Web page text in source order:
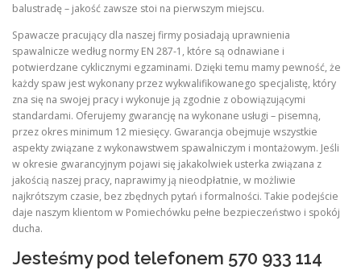
balustradę – jakość zawsze stoi na pierwszym miejscu.
Spawacze pracujący dla naszej firmy posiadają uprawnienia
spawalnicze według normy EN 287-1, które są odnawiane i
potwierdzane cyklicznymi egzaminami. Dzięki temu mamy pewność, że
każdy spaw jest wykonany przez wykwalifikowanego specjalistę, który
zna się na swojej pracy i wykonuje ją zgodnie z obowiązującymi
standardami. Oferujemy gwarancję na wykonane usługi – pisemną,
przez okres minimum 12 miesięcy. Gwarancja obejmuje wszystkie
aspekty związane z wykonawstwem spawalniczym i montażowym. Jeśli
w okresie gwarancyjnym pojawi się jakakolwiek usterka związana z
jakością naszej pracy, naprawimy ją nieodpłatnie, w możliwie
najkrótszym czasie, bez zbędnych pytań i formalności. Takie podejście
daje naszym klientom w Pomiechówku pełne bezpieczeństwo i spokój
ducha.
Jesteśmy pod telefonem 570 933 114